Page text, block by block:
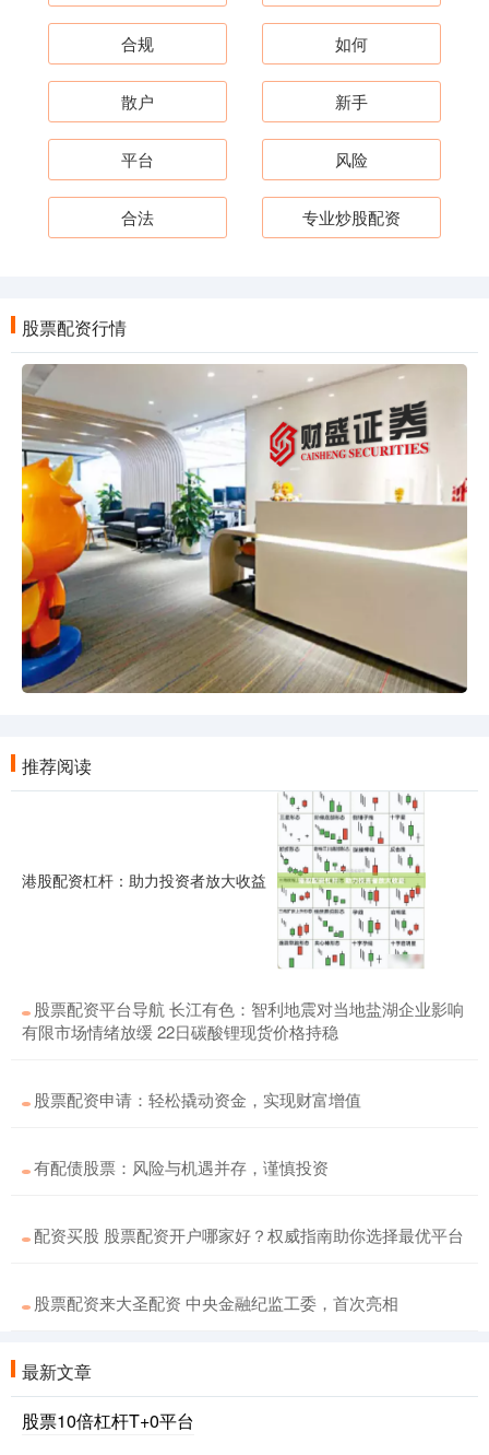
合规 如何
散户 新手
平台 风险
合法 专业炒股配资
股票配资行情
推荐阅读
港股配资杠杆：助力投资者放大收益
股票配资平台导航 长江有色：智利地震对当地盐湖企业影响
有限市场情绪放缓 22日碳酸锂现货价格持稳
股票配资申请：轻松撬动资金，实现财富增值
有配债股票：风险与机遇并存，谨慎投资
配资买股 股票配资开户哪家好？权威指南助你选择最优平台
股票配资来大圣配资 中央金融纪监工委，首次亮相
最新文章
股票10倍杠杆T+0平台